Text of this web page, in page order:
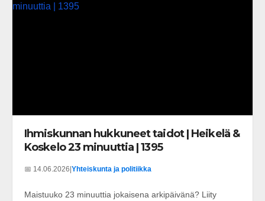
Ihmiskunnan hukkuneet taidot | Heikelä &
Koskelo 23 minuuttia | 1395
📅 14.06.2026|Yhteiskunta ja politiikka
Maistuuko 23 minuuttia jokaisena arkipäivänä? Liity